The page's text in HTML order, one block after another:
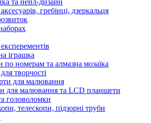
та нейл-дизайн
гребінці, дзеркальця
іграшка
по номерам та алмазна мозаїка
творчості
для малювання
для малювання та LCD планшети
головоломки
телескопи, підзорні труби